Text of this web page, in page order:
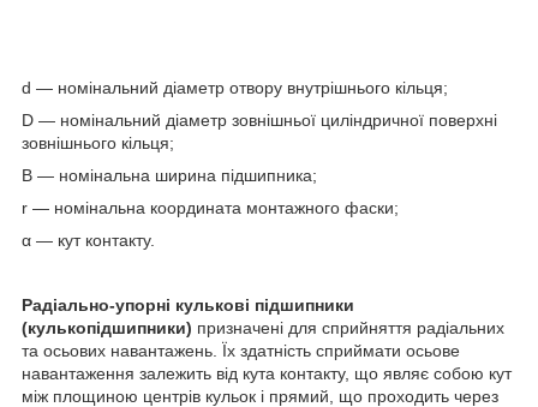
d — номінальний діаметр отвору внутрішнього кільця;
D — номінальний діаметр зовнішньої циліндричної поверхні
зовнішнього кільця;
B — номінальна ширина підшипника;
r — номінальна координата монтажного фаски;
α — кут контакту.
Радіально-упорні кулькові підшипники
(кулькопідшипники) призначені для сприйняття радіальних
та осьових навантажень. Їх здатність сприймати осьове
навантаження залежить від кута контакту, що являє собою кут
між площиною центрів кульок і прямий, що проходить через